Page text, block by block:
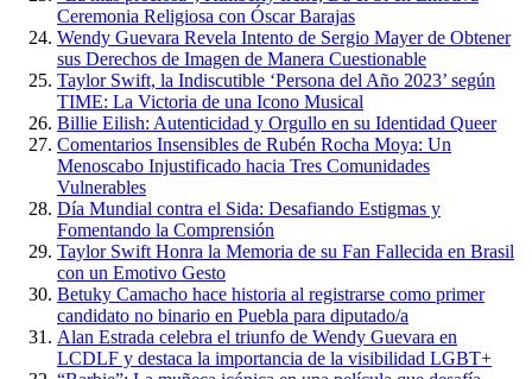
Ceremonia Religiosa con Óscar Barajas
Wendy Guevara Revela Intento de Sergio Mayer de Obtener
sus Derechos de Imagen de Manera Cuestionable
Taylor Swift, la Indiscutible ‘Persona del Año 2023’ según
TIME: La Victoria de una Icono Musical
Billie Eilish: Autenticidad y Orgullo en su Identidad Queer
Comentarios Insensibles de Rubén Rocha Moya: Un
Menoscabo Injustificado hacia Tres Comunidades
Vulnerables
Día Mundial contra el Sida: Desafiando Estigmas y
Fomentando la Comprensión
Taylor Swift Honra la Memoria de su Fan Fallecida en Brasil
con un Emotivo Gesto
Betuky Camacho hace historia al registrarse como primer
candidato no binario en Puebla para diputado/a
Alan Estrada celebra el triunfo de Wendy Guevara en
LCDLF y destaca la importancia de la visibilidad LGBT+